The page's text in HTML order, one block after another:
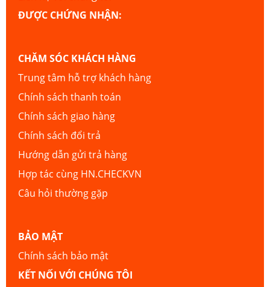
ĐƯỢC CHỨNG NHẬN:
CHĂM SÓC KHÁCH HÀNG
Trung tâm hỗ trợ khách hàng
Chính sách thanh toán
Chính sách giao hàng
Chính sách đổi trả
Hướng dẫn gửi trả hàng
Hợp tác cùng HN.CHECKVN
Câu hỏi thường gặp
BẢO MẬT
Chính sách bảo mật
KẾT NỐI VỚI CHÚNG TÔI